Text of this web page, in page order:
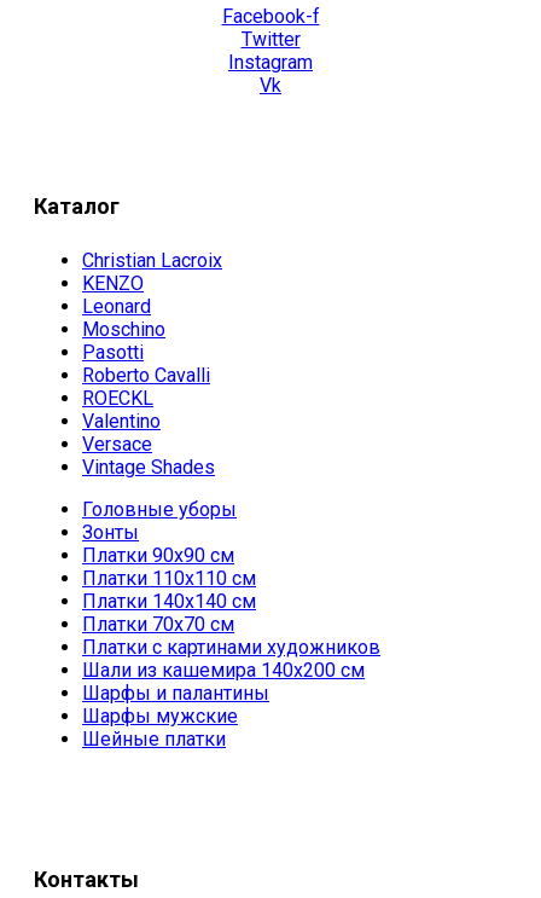
Facebook-f
Twitter
Instagram
Vk
Каталог
Christian Lacroix
KENZO
Leonard
Moschino
Pasotti
Roberto Cavalli
ROECKL
Valentino
Versace
Vintage Shades
Головные уборы
Зонты
Платки 90х90 см
Платки 110х110 см
Платки 140х140 см
Платки 70х70 см
Платки с картинами художников
Шали из кашемира 140х200 см
Шарфы и палантины
Шарфы мужские
Шейные платки
Контакты